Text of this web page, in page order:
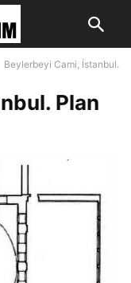
Beylerbeyi Cami, İstanbul.
Plan